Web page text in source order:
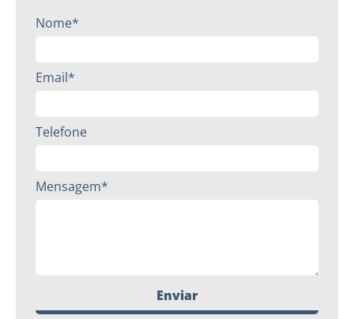
Nome*
Email*
Telefone
Mensagem*
Enviar